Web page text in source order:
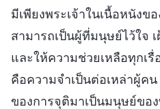
มีเพียงพระเจ้าในเนื้อหนังข
สามารถเป็นผู้ที่มนุษย์ไว้ใจ
และให้ความช่วยเหลือทุกเรื่
คือความจำเป็นต่อเหล่าผู้คน
ของการจุติมาเป็นมนุษย์ของ